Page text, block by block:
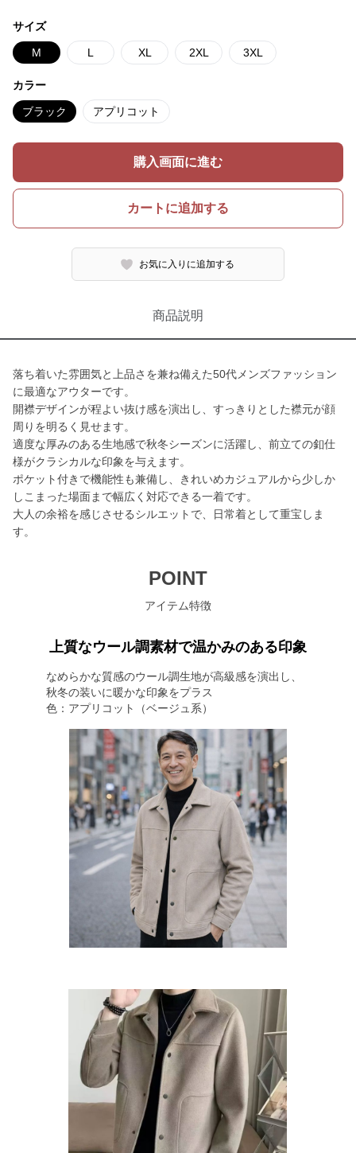
サイズ
M L XL 2XL 3XL
カラー
ブラック アプリコット
購入画面に進む
カートに追加する
お気に入りに追加する
商品説明
落ち着いた雰囲気と上品さを兼ね備えた50代メンズファッション
に最適なアウターです。
開襟デザインが程よい抜け感を演出し、すっきりとした襟元が顔
周りを明るく見せます。
適度な厚みのある生地感で秋冬シーズンに活躍し、前立ての釦仕
様がクラシカルな印象を与えます。
ポケット付きで機能性も兼備し、きれいめカジュアルから少しか
しこまった場面まで幅広く対応できる一着です。
大人の余裕を感じさせるシルエットで、日常着として重宝しま
す。
POINT
アイテム特徴
上質なウール調素材で温かみのある印象
なめらかな質感のウール調生地が高級感を演出し、
秋冬の装いに暖かな印象をプラス
色：アプリコット（ベージュ系）